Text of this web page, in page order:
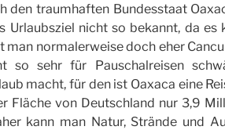
den traumhaften Bundesstaat
Urlaubsziel nicht so bekannt, da es
man normalerweise doch eher
so sehr für Pauschalreisen
macht, für den ist Oaxaca eine
Fläche von Deutschland nur 3,9
kann man Natur, Strände und